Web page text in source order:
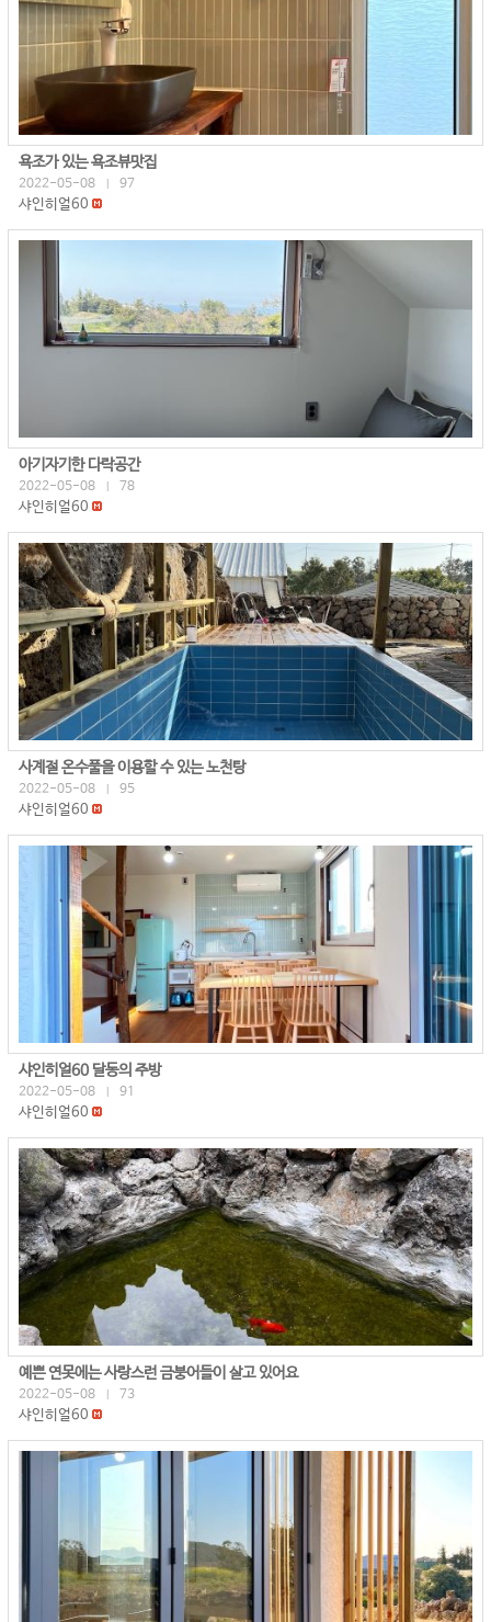
욕조가 있는 욕조뷰맛집
2022-05-08 97
샤인히얼60
아기자기한 다락공간
2022-05-08 78
샤인히얼60
사계절 온수풀을 이용할 수 있는 노천탕
2022-05-08 95
샤인히얼60
샤인히얼60 달동의 주방
2022-05-08 91
샤인히얼60
예쁜 연못에는 사랑스런 금붕어들이 살고 있어요
2022-05-08 73
샤인히얼60